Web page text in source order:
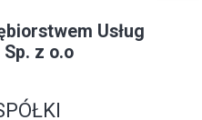
Usług
z o.o